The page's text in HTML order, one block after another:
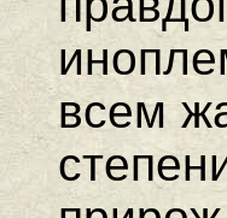
всем